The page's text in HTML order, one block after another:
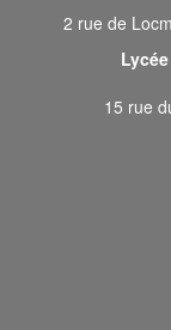
2 rue de
15 rue